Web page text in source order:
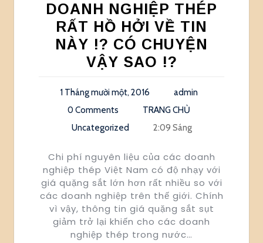
DOANH NGHIỆP THÉP
RẤT HỒ HỞI VỀ TIN
NÀY !? CÓ CHUYỆN
VẬY SAO !?
1 Tháng mười một, 2016
admin
0 Comments
TRANG CHỦ
Uncategorized
2:09 Sáng
Chi phí nguyên liệu của các doanh
nghiệp thép Việt Nam có độ nhạy với
giá quặng sắt lớn hơn rất nhiều so với
các doanh nghiệp trên thế giới. Chính
vì vậy, thông tin giá quặng sắt sụt
giảm trở lại khiến cho các doanh
nghiệp thép trong nước…